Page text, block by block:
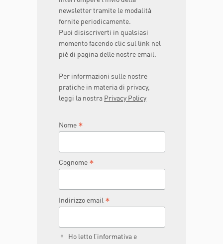
newsletter tramite le modalità
fornite periodicamente.
Puoi disiscriverti in qualsiasi
momento facendo clic sul link nel
piè di pagina delle nostre email.
Per informazioni sulle nostre
pratiche in materia di privacy,
leggi la nostra Privacy Policy
Nome *
Cognome *
Indirizzo email *
Ho letto l’informativa e